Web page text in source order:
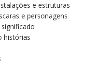
e estruturas
e personagens
histórias